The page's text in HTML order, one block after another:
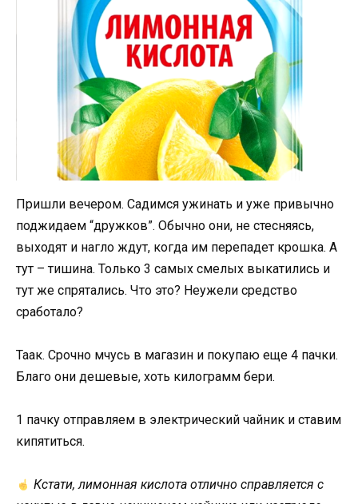
Пришли вечером. Садимся ужинать и уже привычно
поджидаем “дружков”. Обычно они, не стесняясь,
выходят и нагло ждут, когда им перепадет крошка. А
тут – тишина. Только 3 самых смелых выкатились и
тут же спрятались. Что это? Неужели средство
сработало?
Таак. Срочно мчусь в магазин и покупаю еще 4 пачки.
Благо они дешевые, хоть килограмм бери.
1 пачку отправляем в электрический чайник и ставим
кипятиться.
Кстати, лимонная кислота отлично справляется с